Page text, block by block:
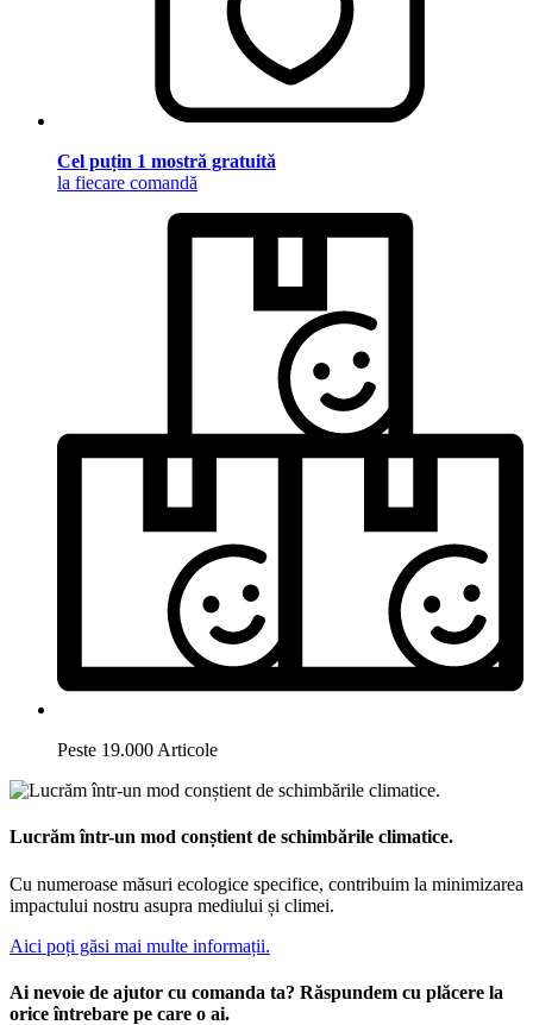
Cel puțin 1 mostră gratuită
la fiecare comandă
Peste 19.000 Articole
Lucrăm într-un mod conștient de schimbările climatice.
Cu numeroase măsuri ecologice specifice, contribuim la minimizarea
impactului nostru asupra mediului și climei.
Aici poți găsi mai multe informații.
Ai nevoie de ajutor cu comanda ta? Răspundem cu plăcere la
orice întrebare pe care o ai.